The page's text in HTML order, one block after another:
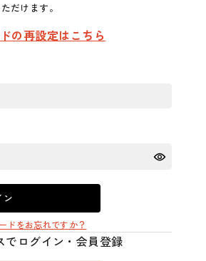
だけます。
の再設定はこちら
ン
ドをお忘れですか？
でログイン・会員登録